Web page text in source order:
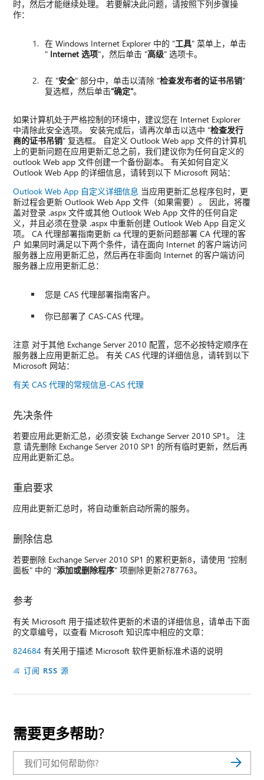
时，然后才能继续处理。 若要解决此问题，请按照下列步骤操
作：
在 Windows Internet Explorer 中的 "工具" 菜单上，单击
" Internet 选项"，然后单击 "高级" 选项卡。
在 "安全" 部分中，单击以清除 "检查发布者的证书吊销"
复选框，然后单击"确定"。
如果计算机处于严格控制的环境中，建议您在 Internet Explorer
中清除此安全选项。 安装完成后，请再次单击以选中 "检查发行
商的证书吊销" 复选框。 自定义 Outlook Web app 文件的计算机
上的更新问题在应用更新汇总之前，我们建议你为任何自定义的
outlook Web app 文件创建一个备份副本。 有关如何自定义
Outlook Web App 的详细信息，请转到以下 Microsoft 网站：
Outlook Web App 自定义详细信息 当应用更新汇总程序包时，更
新过程会更新 Outlook Web App 文件（如果需要）。 因此，将覆
盖对登录 .aspx 文件或其他 Outlook Web App 文件的任何自定
义，并且必须在登录 .aspx 中重新创建 Outlook Web App 自定义
项。 CA 代理部署指南更新 ca 代理的更新问题部署 CA 代理的客
户 如果同时满足以下两个条件，请在面向 Internet 的客户端访问
服务器上应用更新汇总，然后再在非面向 Internet 的客户端访问
服务器上应用更新汇总：
您是 CAS 代理部署指南客户。
你已部署了 CAS-CAS 代理。
注意 对于其他 Exchange Server 2010 配置，您不必按特定顺序在
服务器上应用更新汇总。 有关 CAS 代理的详细信息，请转到以下
Microsoft 网站：
有关 CAS 代理的常规信息-CAS 代理
先决条件
若要应用此更新汇总，必须安装 Exchange Server 2010 SP1。 注
意 请先删除 Exchange Server 2010 SP1 的所有临时更新，然后再
应用此更新汇总。
重启要求
应用此更新汇总时，将自动重新启动所需的服务。
删除信息
若要删除 Exchange Server 2010 SP1 的累积更新8，请使用 "控制
面板" 中的 "添加或删除程序" 项删除更新2787763。
参考
有关 Microsoft 用于描述软件更新的术语的详细信息，请单击下面
的文章编号，以查看 Microsoft 知识库中相应的文章：
824684 有关用于描述 Microsoft 软件更新标准术语的说明
订阅 RSS 源
需要更多帮助?